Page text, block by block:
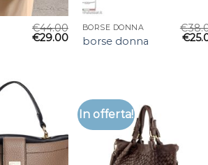
€44.00
€29.00
BORSE DONNA
borse donna
€
€
In offerta!